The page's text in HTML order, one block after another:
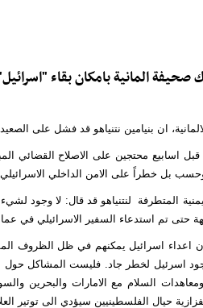
صحيفة المانية بامكان بقاء
ان بنيامين نتنياهو قد فشل على
اسابيع محتجين على الاصلاح القضائي
بل خطراً على الامن الداخلي
المتطرفة لنتنياهو قد قال: لا وجود
حتى تم استدعاء السفير الاسرائيلي في
اعداء اسرائيل يمكنهم في ظل الظروف
اسرئيل لخطر جاد. فليست المشاكل
السلام مع الامارات والبحرين
حيال الفلسطينيين سيؤدي الى توتير